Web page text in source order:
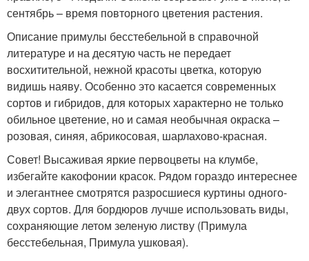
сентябрь – время повторного цветения растения.
Описание примулы бесстебельной в справочной
литературе и на десятую часть не передает
восхитительной, нежной красоты цветка, которую
видишь наяву. Особенно это касается современных
сортов и гибридов, для которых характерно не только
обильное цветение, но и самая необычная окраска –
розовая, синяя, абрикосовая, шарлахово-красная.
Совет! Высаживая яркие первоцветы на клумбе,
избегайте какофонии красок. Рядом гораздо интереснее
и элегантнее смотрятся разросшиеся куртины одного-
двух сортов. Для бордюров лучше использовать виды,
сохраняющие летом зеленую листву (Примула
бесстебельная, Примула ушковая).